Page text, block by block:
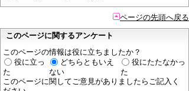
ページの先頭へ戻る
このページに関するアンケート
このページの情報は役に立ちましたか？
役に立っ
た
どちらともいえ
ない
役にたたなかっ
た
このページに関してご意見がありましたらご記入く